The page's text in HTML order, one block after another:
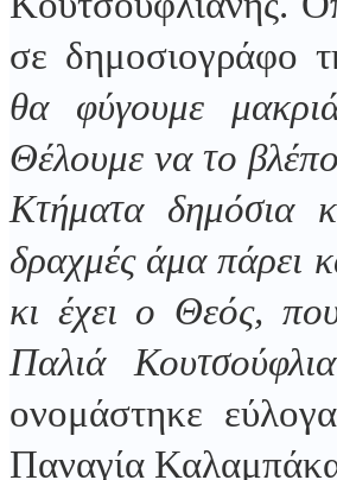
σε δημοσιογράφο
θα φύγουμε
Θέλουμε να το
Κτήματα δημόσια
δραχμές άμα πάρει
κι έχει ο Θεός,
Παλιά
ονομάστηκε
Παναγία